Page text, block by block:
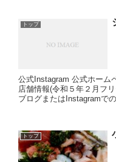
トップ
公式Instagram 公式ホーム
店舗情報(令和５年２月フ
ブログまたはInstagramで
トップ